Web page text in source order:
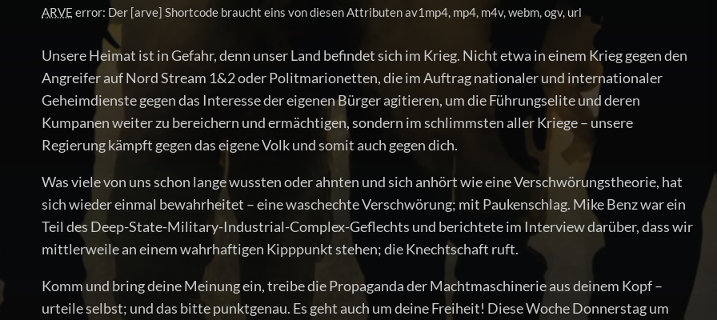
ARVE error: Der [arve] Shortcode braucht eins von diesen Attributen av1mp4, mp4, m4v, webm, ogv, url
Unsere Heimat ist in Gefahr, denn unser Land befindet sich im Krieg. Nicht etwa in einem Krieg gegen den
Angreifer auf Nord Stream 1&2 oder Politmarionetten, die im Auftrag nationaler und internationaler
Geheimdienste gegen das Interesse der eigenen Bürger agitieren, um die Führungselite und deren
Kumpanen weiter zu bereichern und ermächtigen, sondern im schlimmsten aller Kriege – unsere
Regierung kämpft gegen das eigene Volk und somit auch gegen dich.
Was viele von uns schon lange wussten oder ahnten und sich anhört wie eine Verschwörungstheorie, hat
sich wieder einmal bewahrheitet – eine waschechte Verschwörung; mit Paukenschlag. Mike Benz war ein
Teil des Deep-State-Military-Industrial-Complex-Geflechts und berichtete im Interview darüber, dass wir
mittlerweile an einem wahrhaftigen Kipppunkt stehen; die Knechtschaft ruft.
Komm und bring deine Meinung ein, treibe die Propaganda der Machtmaschinerie aus deinem Kopf –
urteile selbst; und das bitte punktgenau. Es geht auch um deine Freiheit! Diese Woche Donnerstag um